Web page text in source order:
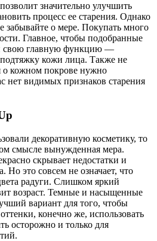
значительно улучшить
процесс ее старения. Однако
забывайте о мере. Покупать много
Главное, чтобы подобранные
свою главную функцию —
кожи лица. Также не
о кожном покрове нужно
нет видимых признаков старения
декоративную косметику, то
смысле вынужденная мера.
скрывает недостатки и
Но это совсем не означает, что
радуги. Слишком яркий
возраст. Темные и насыщенные
вариант для того, чтобы
конечно же, использовать
осторожно и только для